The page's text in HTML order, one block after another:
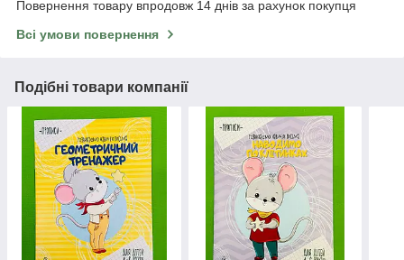
Повернення товару впродовж 14 днів за рахунок покупця
Всі умови повернення
Подібні товари компанії